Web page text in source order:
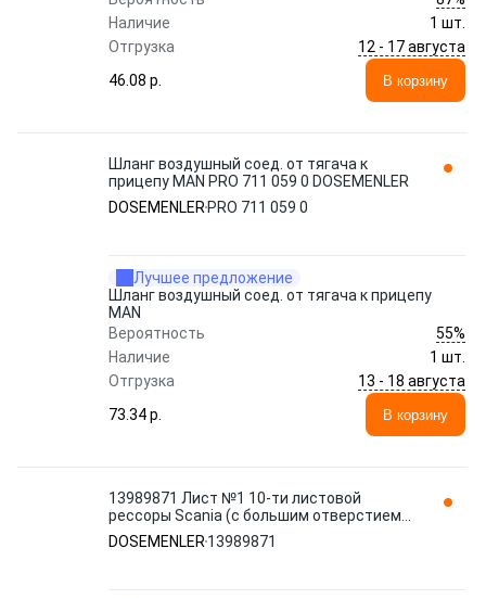
Наличие
1 шт.
Отгрузка
12 - 17 августа
46.08 p.
В корзину
Шланг воздушный соед. от тягача к
прицепу MAN PRO 711 059 0 DOSEMENLER
DOSEMENLER PRO 711 059 0
Лучшее предложение
Шланг воздушный соед. от тягача к прицепу
MAN
Вероятность
55%
Наличие
1 шт.
Отгрузка
13 - 18 августа
73.34 p.
В корзину
13989871 Лист №1 10-ти листовой
рессоры Scania (c большим отверстием)
DOSEMENLER
DOSEMENLER 13989871